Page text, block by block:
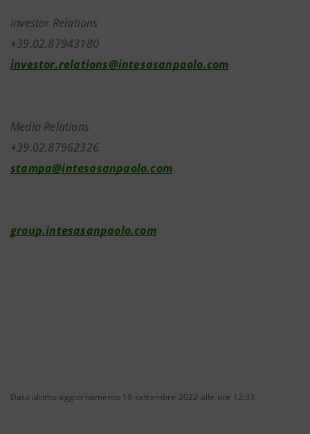
Investor Relations
+39.02.87943180
investor.relations@intesasanpaolo.com
Media Relations
+39.02.87962326
stampa@intesasanpaolo.com
group.intesasanpaolo.com
Data ultimo aggiornamento 19 settembre 2022 alle ore 12:33